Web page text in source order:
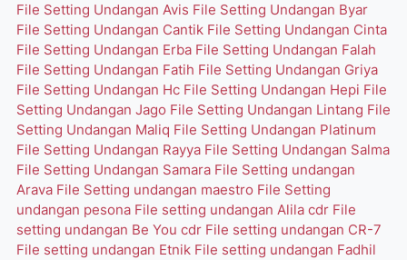
File Setting Undangan Avis File Setting Undangan Byar
File Setting Undangan Cantik File Setting Undangan Cinta
File Setting Undangan Erba File Setting Undangan Falah
File Setting Undangan Fatih File Setting Undangan Griya
File Setting Undangan Hc File Setting Undangan Hepi File
Setting Undangan Jago File Setting Undangan Lintang File
Setting Undangan Maliq File Setting Undangan Platinum
File Setting Undangan Rayya File Setting Undangan Salma
File Setting Undangan Samara File Setting undangan
Arava File Setting undangan maestro File Setting
undangan pesona File setting undangan Alila cdr File
setting undangan Be You cdr File setting undangan CR-7
File setting undangan Etnik File setting undangan Fadhil